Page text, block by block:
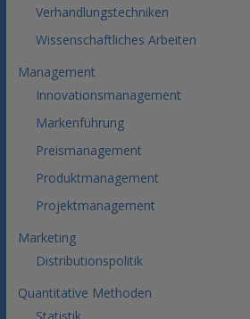
Verhandlungstechniken
Wissenschaftliches Arbeiten
Management
Innovationsmanagement
Markenführung
Preismanagement
Produktmanagement
Projektmanagement
Marketing
Distributionspolitik
Quantitative Methoden